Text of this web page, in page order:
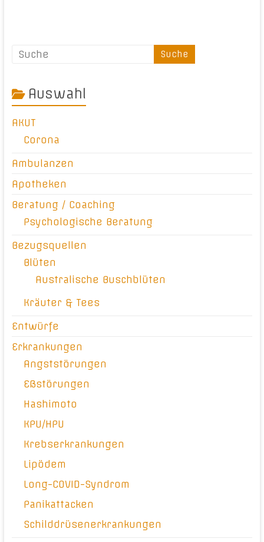
Auswahl
AKUT
Corona
Ambulanzen
Apotheken
Beratung / Coaching
Psychologische Beratung
Bezugsquellen
Blüten
Australische Buschblüten
Kräuter & Tees
Entwürfe
Erkrankungen
Angststörungen
Eßstörungen
Hashimoto
KPU/HPU
Krebserkrankungen
Lipödem
Long-COVID-Syndrom
Panikattacken
Schilddrüsenerkrankungen